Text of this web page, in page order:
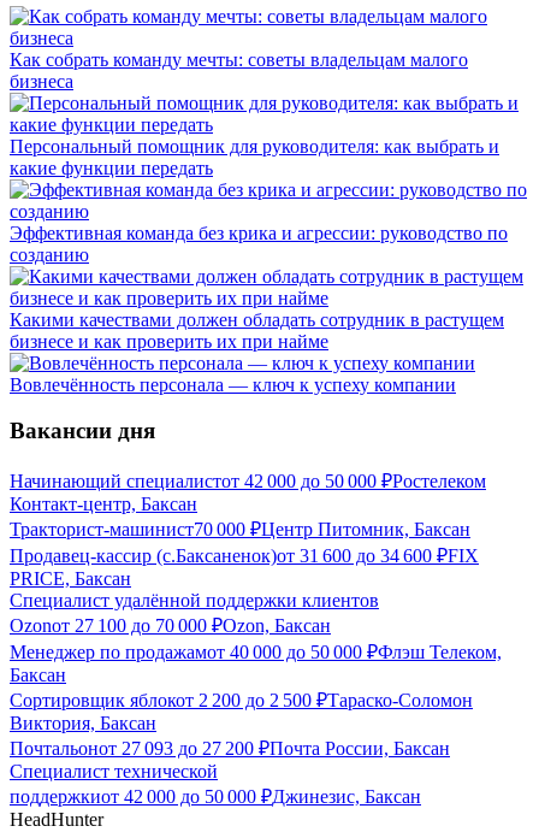
Как собрать команду мечты: советы владельцам малого
бизнеса
Персональный помощник для руководителя: как выбрать и
какие функции передать
Эффективная команда без крика и агрессии: руководство по
созданию
Какими качествами должен обладать сотрудник в растущем
бизнесе и как проверить их при найме
Вовлечённость персонала — ключ к успеху компании
Вакансии дня
Начинающий специалистот 42 000 до 50 000 ₽Ростелеком
Контакт-центр, Баксан
Тракторист-машинист70 000 ₽Центр Питомник, Баксан
Продавец-кассир (с.Баксаненок)от 31 600 до 34 600 ₽FIX
PRICE, Баксан
Специалист удалённой поддержки клиентов
Ozonот 27 100 до 70 000 ₽Ozon, Баксан
Менеджер по продажамот 40 000 до 50 000 ₽Флэш Телеком,
Баксан
Сортировщик яблокот 2 200 до 2 500 ₽Тараско-Соломон
Виктория, Баксан
Почтальонот 27 093 до 27 200 ₽Почта России, Баксан
Специалист технической
поддержкиот 42 000 до 50 000 ₽Джинезис, Баксан
HeadHunter